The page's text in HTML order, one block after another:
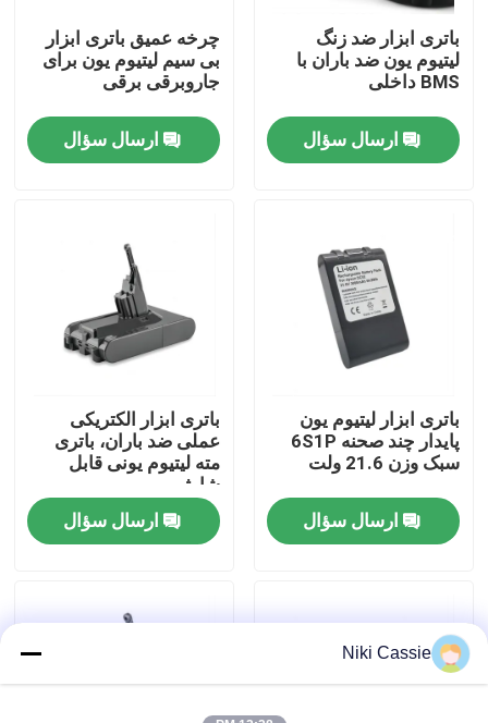
صفحه اصلی
محصولات
درباره ما
تور کارخانه
کنترل کیفیت
با ما تماس بگیرید
درخواست نقل قول
نیروگاه خورشیدی قابل حمل
باتری ابزار ضد زنگ
لیتیوم یون ضد باران با
BMS داخلی
ارسال سؤال
چرخه عمیق باتری ابزار
بی سیم لیتیوم یون برای
جاروبرقی برقی
ارسال سؤال
باتری ابزار لیتیوم یون
پایدار چند صحنه 6S1P
سبک وزن 21.6 ولت
ارسال سؤال
باتری ابزار الکتریکی
عملی ضد باران، باتری
مته لیتیوم یونی قابل
شارژ
ارسال سؤال
Niki Cassie